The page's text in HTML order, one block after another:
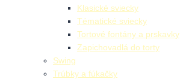
Klasické sviecky
Tématické sviecky
Tortové fontány a prskavky
Zapichovadlá do torty
Swing
Trúbky a fúkačky